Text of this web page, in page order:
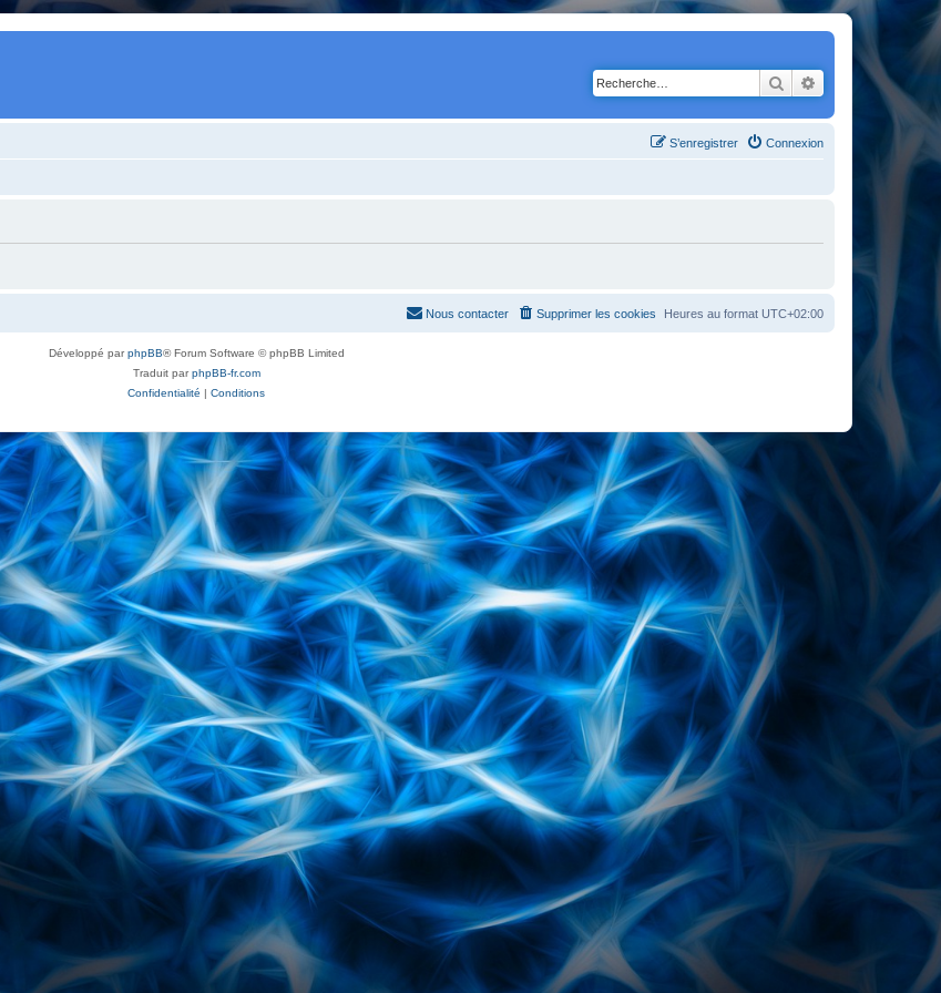
RechercherRecherche
Connexion
S’enregistrer
Heures au format UTC+02:00
Supprimer les cookies
Nous contacter
Développé parphpBB® Forum Software © phpBB Limited
Traduit parphpBB-fr.com
Confidentialité | Conditions